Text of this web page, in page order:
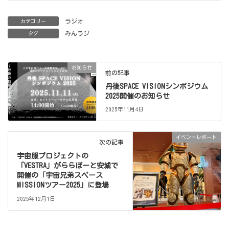
カテゴリー ラジオ
タグ みんラジ
お知らせ
前の記事
丹後SPACE VISIONシンポジウム
2025開催のお知らせ
2025年11月4日
イベントレポート
次の記事
宇宙服プロジェクトの
「VESTRA」がららぽーと安城で
開催の「宇宙兄弟スペース
MISSIONツアー2025」に登場
2025年12月1日